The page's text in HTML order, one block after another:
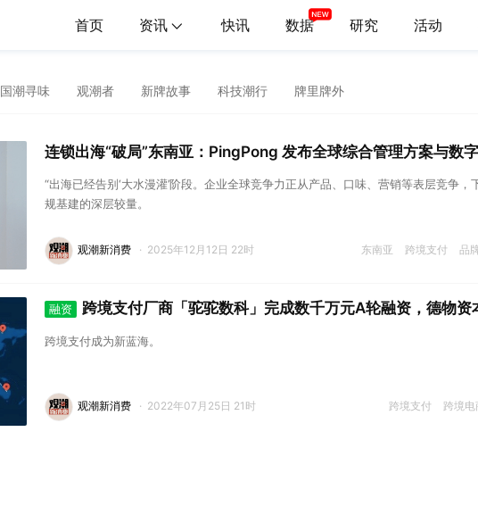
首页 资讯 快讯 数据 研究 活动
国潮寻味 观潮者 新牌故事 科技潮行 牌里牌外
连锁出海“破局”东南亚：PingPong 发布全球综合管理方案与数
“出海已经告别‘大水漫灌’阶段。企业全球竞争力正从产品、口味、营销等表层竞争，
规基建的深层较量。
东南亚 跨境支付 品
观潮新消费 · 2025年12月12日 22时
融资 跨境支付厂商「驼驼数科」完成数千万元A轮融资，德物资
跨境支付成为新蓝海。
跨境支付 跨境电
观潮新消费 · 2022年07月25日 21时